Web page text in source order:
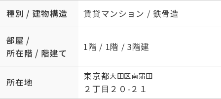
種別 / 建物構造 賃貸マンション / 鉄骨造
部屋 /
所在階 / 階建て
1階 / 1階 / 3階建
所在地
東京都大田区南蒲田
２丁目２０-２１